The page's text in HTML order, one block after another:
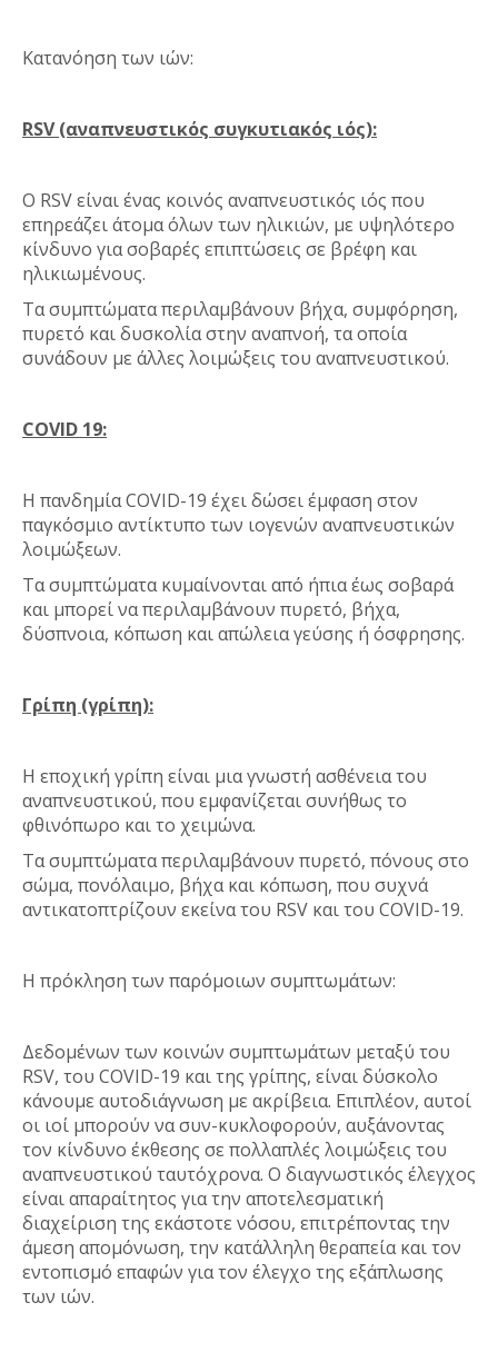
Κατανόηση των ιών:
RSV (αναπνευστικός συγκυτιακός ιός):
Ο RSV είναι ένας κοινός αναπνευστικός ιός που
επηρεάζει άτομα όλων των ηλικιών, με υψηλότερο
κίνδυνο για σοβαρές επιπτώσεις σε βρέφη και
ηλικιωμένους.
Τα συμπτώματα περιλαμβάνουν βήχα, συμφόρηση,
πυρετό και δυσκολία στην αναπνοή, τα οποία
συνάδουν με άλλες λοιμώξεις του αναπνευστικού.
COVID 19:
Η πανδημία COVID-19 έχει δώσει έμφαση στον
παγκόσμιο αντίκτυπο των ιογενών αναπνευστικών
λοιμώξεων.
Τα συμπτώματα κυμαίνονται από ήπια έως σοβαρά
και μπορεί να περιλαμβάνουν πυρετό, βήχα,
δύσπνοια, κόπωση και απώλεια γεύσης ή όσφρησης.
Γρίπη (γρίπη):
Η εποχική γρίπη είναι μια γνωστή ασθένεια του
αναπνευστικού, που εμφανίζεται συνήθως το
φθινόπωρο και το χειμώνα.
Τα συμπτώματα περιλαμβάνουν πυρετό, πόνους στο
σώμα, πονόλαιμο, βήχα και κόπωση, που συχνά
αντικατοπτρίζουν εκείνα του RSV και του COVID-19.
Η πρόκληση των παρόμοιων συμπτωμάτων:
Δεδομένων των κοινών συμπτωμάτων μεταξύ του
RSV, του COVID-19 και της γρίπης, είναι δύσκολο
κάνουμε αυτοδιάγνωση με ακρίβεια. Επιπλέον, αυτοί
οι ιοί μπορούν να συν-κυκλοφορούν, αυξάνοντας
τον κίνδυνο έκθεσης σε πολλαπλές λοιμώξεις του
αναπνευστικού ταυτόχρονα. Ο διαγνωστικός έλεγχος
είναι απαραίτητος για την αποτελεσματική
διαχείριση της εκάστοτε νόσου, επιτρέποντας την
άμεση απομόνωση, την κατάλληλη θεραπεία και τον
εντοπισμό επαφών για τον έλεγχο της εξάπλωσης
των ιών.